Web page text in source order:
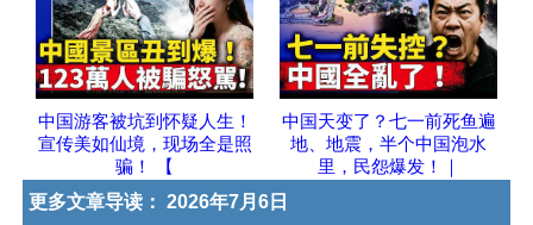
中国游客被坑到怀疑人生！
宣传美如仙境，现场全是照
骗！ 【
中国天变了？七一前死鱼遍
地、地震，半个中国泡水
里，民怨爆发！｜
更多文章导读： 2026年7月6日